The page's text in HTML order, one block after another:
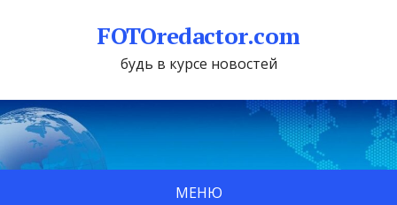
FOTOredactor.com
будь в курсе новостей
МЕНЮ